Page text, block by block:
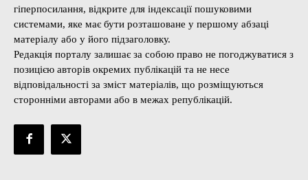
гіперпосилання, відкрите для індексації пошуковими
системами, яке має бути розташоване у першому абзаці
матеріалу або у його підзаголовку.
Редакція порталу залишає за собою право не погоджуватися з
позицією авторів окремих публікацій та не несе
відповідальності за зміст матеріалів, що розміщуються
сторонніми авторами або в межах републікацій.